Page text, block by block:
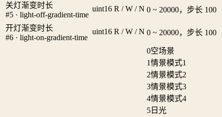
关灯渐变时长
#5 · light-off-gradient-time
uint16 R / W / N 0 ~ 20000，步长 100
开灯渐变时长
#6 · light-on-gradient-time
uint16 R / W / N 0 ~ 20000，步长 100
0空场景
1情景模式1
2情景模式2
3情景模式3
4情景模式4
5 日光